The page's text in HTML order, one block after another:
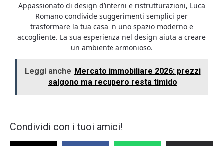
Appassionato di design d’interni e ristrutturazioni, Luca
Romano condivide suggerimenti semplici per
trasformare la tua casa in uno spazio moderno e
accogliente. La sua esperienza nel design aiuta a creare
un ambiente armonioso.
Leggi anche Mercato immobiliare 2026: prezzi
salgono ma recupero resta timido
Condividi con i tuoi amici!